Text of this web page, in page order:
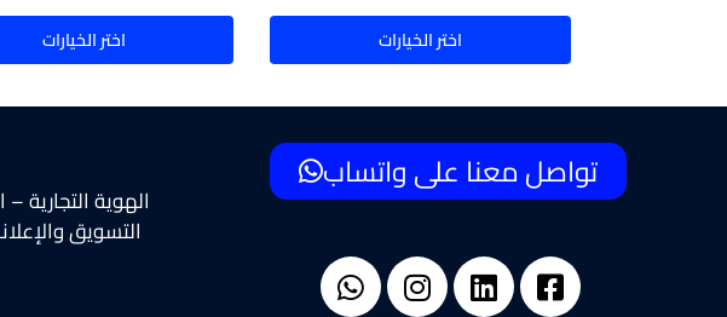
اختر الخيارات اختر الخيارات
تواصل معنا على واتساب
الهوية التجارية